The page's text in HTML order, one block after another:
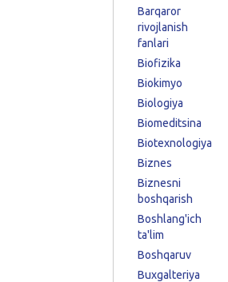
Barqaror
rivojlanish
fanlari
Biofizika
Biokimyo
Biologiya
Biomeditsina
Biotexnologiya
Biznes
Biznesni
boshqarish
Boshlang'ich
ta'lim
Boshqaruv
Buxgalteriya